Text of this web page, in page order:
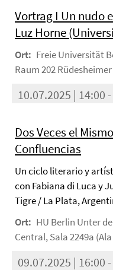
Vortrag I Un nudo
Luz Horne
Ort: Freie Universität
Raum 202
10.07.2025 | 14:00
Dos Veces el
Confluencias
Un ciclo literario y
con Fabiana di Luca y
Tigre / La Plata,
Ort: HU Berlin Unter
Central, Sala 2249a
09.07.2025 | 16:00